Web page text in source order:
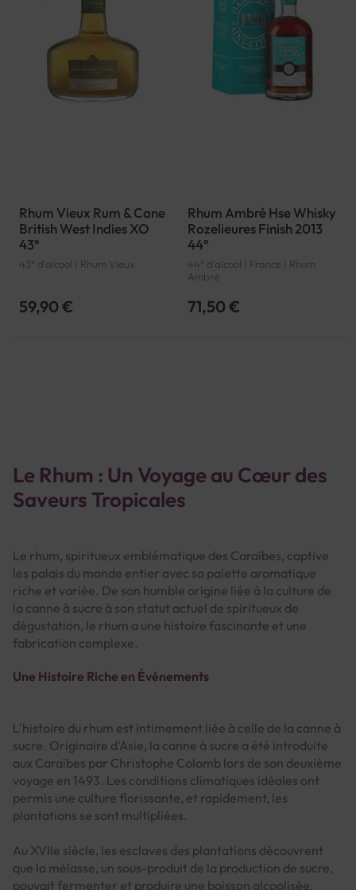
Rhum Vieux Rum & Cane
British West Indies XO
43°
43° d'alcool | Rhum Vieux
59,90 €
Rhum Ambré Hse Whisky
Rozelieures Finish 2013
44°
44° d'alcool | France | Rhum
Ambré
71,50 €
Le Rhum : Un Voyage au Cœur des
Saveurs Tropicales
Le rhum, spiritueux emblématique des Caraïbes, captive
les palais du monde entier avec sa palette aromatique
riche et variée. De son humble origine liée à la culture de
la canne à sucre à son statut actuel de spiritueux de
dégustation, le rhum a une histoire fascinante et une
fabrication complexe.
Une Histoire Riche en Événements
L'histoire du rhum est intimement liée à celle de la canne à
sucre. Originaire d'Asie, la canne à sucre a été introduite
aux Caraïbes par Christophe Colomb lors de son deuxième
voyage en 1493. Les conditions climatiques idéales ont
permis une culture florissante, et rapidement, les
plantations se sont multipliées.
Au XVIIe siècle, les esclaves des plantations découvrent
que la mélasse, un sous-produit de la production de sucre,
pouvait fermenter et produire une boisson alcoolisée.